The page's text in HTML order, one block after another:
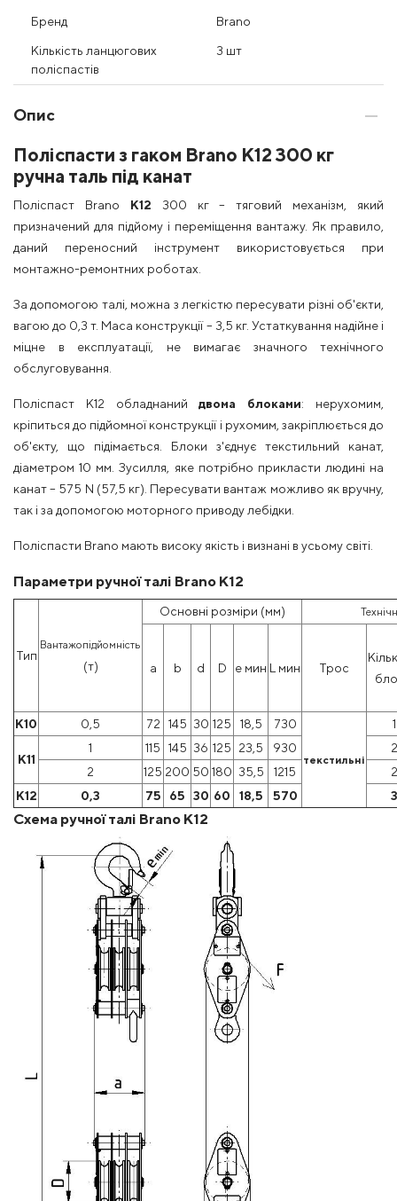
Бренд Brano
Кількість ланцюгових
поліспастів
3 шт
Опис
Поліспасти з гаком Brano K12 300 кг
ручна таль під канат
Поліспаст Brano K12 300 кг – тяговий механізм, який
призначений для підйому і переміщення вантажу. Як правило,
даний переносний інструмент використовується при
монтажно-ремонтних роботах.
За допомогою талі, можна з легкістю пересувати різні об'єкти,
вагою до 0,3 т. Маса конструкції – 3,5 кг. Устаткування надійне і
міцне в експлуатації, не вимагає значного технічного
обслуговування.
Поліспаст K12 обладнанийдвома блоками: нерухомим,
кріпиться до підйомної конструкції і рухомим, закріплюється до
об'єкту, що підімається. Блоки з'єднує текстильний канат,
діаметром 10 мм. Зусилля, яке потрібно прикласти людині на
канат – 575 N (57,5 кг). Пересувати вантаж можливо як вручну,
так і за допомогою моторного приводу лебідки.
Поліспасти Brano мають високу якість і визнані в усьому світі.
Параметри ручної талі Brano K12
Тип
Вантажопідйомність
(т)
Основні розміри (мм)
a b d D e мин L мин Трос
K10 0,5 72 145 30 125 18,5 730
текстильні
1
K11
1 115 145 36 125 23,5 930
2
2
125 200 50 180 35,5 1215
2
K12
0,3 75 65 30 60 18,5 570 3
Схема ручної талі Brano K12